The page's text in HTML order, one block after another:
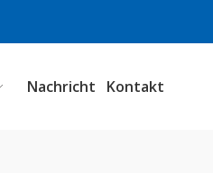
Nachricht Kontakt